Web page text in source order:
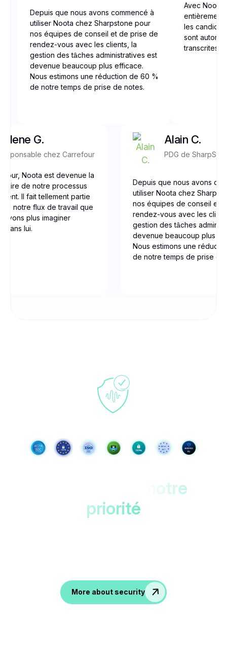
Depuis que nous avons commencé à
utiliser Noota chez Sharpstone pour
nos équipes de conseil et de prise de
rendez-vous avec les clients, la
gestion des tâches administratives est
devenue beaucoup plus efficace.
Nous estimons une réduction de 60 %
de notre temps de prise de notes.
Avec
entièrement
les
sont
transcrites
G.
chez Carrefour
Noota est devenue la
de notre processus
Il fait tellement partie
de notre flux de travail que
plus imaginer
sans lui.
Alain C.
PDG de
Depuis que nous avons
utiliser Noota chez
nos équipes de conseil et
rendez-vous avec les
gestion des tâches
devenue beaucoup plus
Nous estimons une
de notre temps de prise de
notre
priorité
More about security